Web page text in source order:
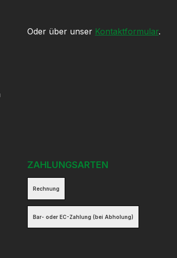
Oder über unser Kontaktformular.
ZAHLUNGSARTEN
Rechnung
Bar- oder EC-Zahlung (bei Abholung)